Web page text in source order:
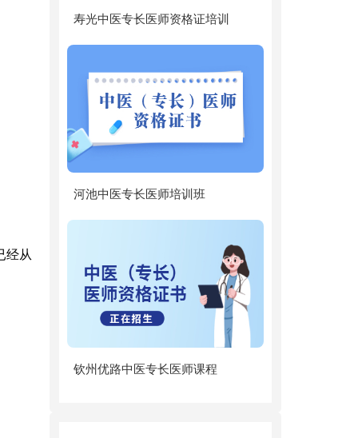
经从
寿光中医专长医师资格证培训
河池中医专长医师培训班
钦州优路中医专长医师课程